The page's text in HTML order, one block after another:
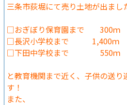
三条市荻堀にて売り土地が出まし
□おぎぼり保育園まで 300ｍ
□長沢小学校まで 1,400ｍ
□下田中学校まで 550ｍ
と教育機関まで近く、子供の送り
す！
また、